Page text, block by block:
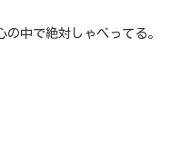
中で絶対しゃべってる。